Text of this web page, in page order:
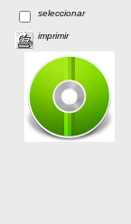
seleccionar
imprimir